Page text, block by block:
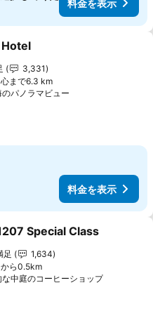
料金を表示
に入りに追加
ランク
3,331
まで6.3 km
パノラマビュー
料金を表示
に入りに追加
Special Class
ランク
足
1,634
から0.5km
な中庭のコーヒーショップ料金を表